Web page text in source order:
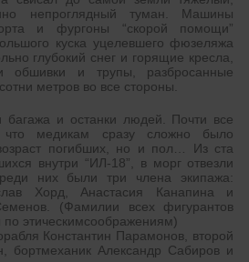
непроглядный туман. Машины
и фургоны “скорой помощи”
куска уцелевшего фюзеляжа
глубокий снег и горящие кресла,
обшивки и трупы, разбросанные
метров во все стороны.
багажа и останки людей. Почти все
что медикам сразу сложно было
погибших, но и пол… Из ста
внутри “ИЛ-18”, в морг отвезли
них были три члена экипажа:
Хорд, Анастасия Канапина и
(Фамилии всех фигурантов
этическимсоображениям)
Константин Парамонов, второй
бортмеханик Александр Сабиров и